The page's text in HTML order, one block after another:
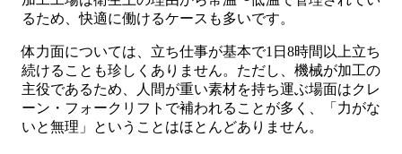
るため、快適に働けるケースも多いです。
体力面については、立ち仕事が基本で1日8時間以上立ち
続けることも珍しくありません。ただし、機械が加工の
主役であるため、人間が重い素材を持ち運ぶ場面はクレ
ーン・フォークリフトで補われることが多く、「力がな
いと無理」ということはほとんどありません。